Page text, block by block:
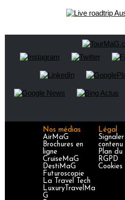
Nos médias
AirMaG
Brochures en
ligne
CruiseMaG
DestiMaG
Futuroscopie
La Travel Tech
LuxuryTravelMa
G
Légal
contenu
Plan du
RGPD
Cookies